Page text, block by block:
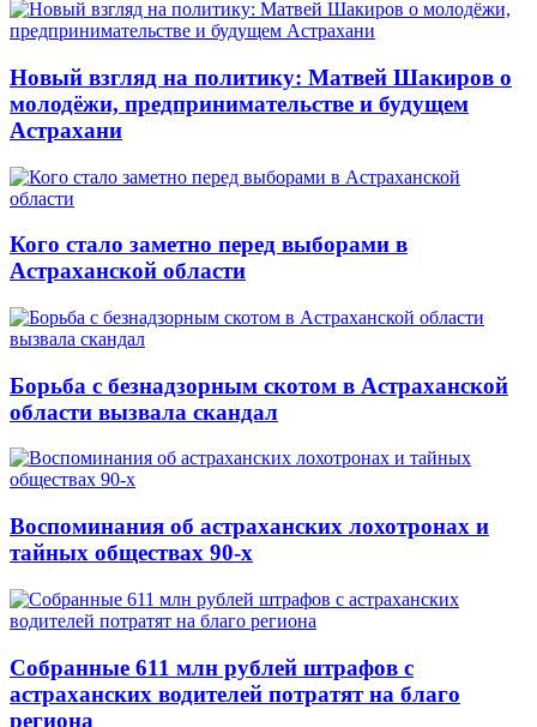
Новый взгляд на политику: Матвей Шакиров о
молодёжи, предпринимательстве и будущем
Астрахани
Кого стало заметно перед выборами в
Астраханской области
Борьба с безнадзорным скотом в Астраханской
области вызвала скандал
Воспоминания об астраханских лохотронах и
тайных обществах 90-х
Собранные 611 млн рублей штрафов с
астраханских водителей потратят на благо
региона